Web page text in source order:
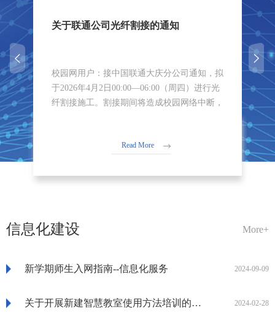
关于联通公司光纤割接的通知
校园网用户：接中国联通大庆分公司通知，拟
于2026年4月2日00:00—06:00（周四）进行光
纤割接施工。割接期间将造成校园网络中断，
及学习安排，带来不便，敬请谅解。现代教育
Read More
信息化建设 More+
2024-09-09
新学期师生入网指南--信息化服务
2024-02-28
关于开展新建智慧教室使用方法培训的通知